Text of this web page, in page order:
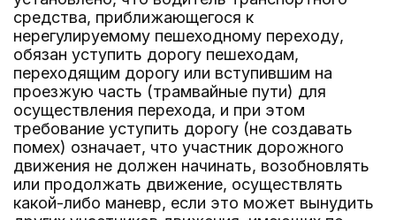
средства, приближающегося к
нерегулируемому пешеходному переходу,
обязан уступить дорогу пешеходам,
переходящим дорогу или вступившим на
проезжую часть (трамвайные пути) для
осуществления перехода, и при этом
требование уступить дорогу (не создавать
помех) означает, что участник дорожного
движения не должен начинать, возобновлять
или продолжать движение, осуществлять
какой-либо маневр, если это может вынудить